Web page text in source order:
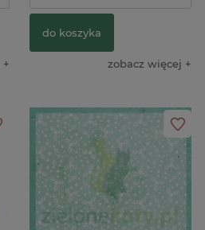
do koszyka
zobacz więcej